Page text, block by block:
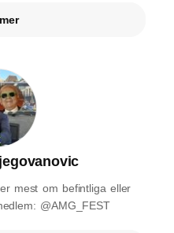
mest om befintliga eller
@AMG_FEST